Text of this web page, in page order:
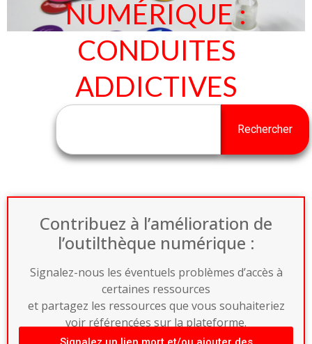
NUMÉRIQUE :
CONDUITES
ADDICTIVES
Rechercher
Contribuez à l’amélioration de
l’outilthèque numérique :
Signalez-nous les éventuels problèmes d’accès à
certaines ressources
et partagez les ressources que vous souhaiteriez
voir référencées sur la plateforme.